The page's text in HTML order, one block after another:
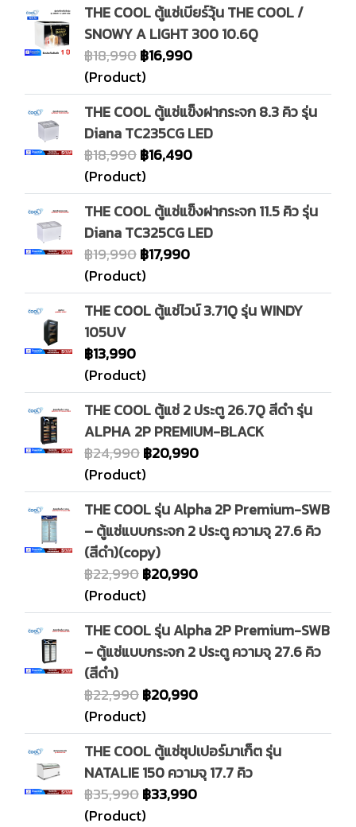
THE COOL ตู้แช่เบียร์วุ้น THE COOL /
SNOWY A LIGHT 300 10.6Q
฿18,990฿16,990
(Product)
THE COOL ตู้แช่แข็งฝากระจก 8.3 คิว รุ่น
Diana TC235CG LED
฿18,990฿16,490
(Product)
THE COOL ตู้แช่แข็งฝากระจก 11.5 คิว รุ่น
Diana TC325CG LED
฿19,990฿17,990
(Product)
THE COOL ตู้แช่ไวน์ 3.71Q รุ่น WINDY
105UV
฿13,990
(Product)
THE COOL ตู้แช่ 2 ประตู 26.7Q สีดำ รุ่น
ALPHA 2P PREMIUM-BLACK
฿24,990฿20,990
(Product)
THE COOL รุ่น Alpha 2P Premium-SWB
– ตู้แช่แบบกระจก 2 ประตู ความจุ 27.6 คิว
(สีดำ)(copy)
฿22,990฿20,990
(Product)
THE COOL รุ่น Alpha 2P Premium-SWB
– ตู้แช่แบบกระจก 2 ประตู ความจุ 27.6 คิว
(สีดำ)
฿22,990฿20,990
(Product)
THE COOL ตู้แช่ซุปเปอร์มาเก็ต รุ่น
NATALIE 150 ความจุ 17.7 คิว
฿35,990฿33,990
(Product)